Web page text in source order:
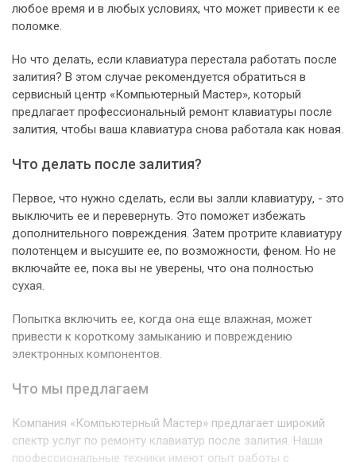
любое время и в любых условиях, что может привести к ее
поломке.
Но что делать, если клавиатура перестала работать после
залития? В этом случае рекомендуется обратиться в
сервисный центр «Компьютерный Мастер», который
предлагает профессиональный ремонт клавиатуры после
залития, чтобы ваша клавиатура снова работала как новая.
Что делать после залития?
Первое, что нужно сделать, если вы залли клавиатуру, - это
выключить ее и перевернуть. Это поможет избежать
дополнительного повреждения. Затем протрите клавиатуру
полотенцем и высушите ее, по возможности, феном. Но не
включайте ее, пока вы не уверены, что она полностью
сухая.
Попытка включить ее, когда она еще влажная, может
привести к короткому замыканию и повреждению
электронных компонентов.
Что мы предлагаем
Компания «Компьютерный Мастер» предлагает широкий
спектр услуг по ремонту клавиатур после залития. Наши
профессиональные техники имеют опыт работы с